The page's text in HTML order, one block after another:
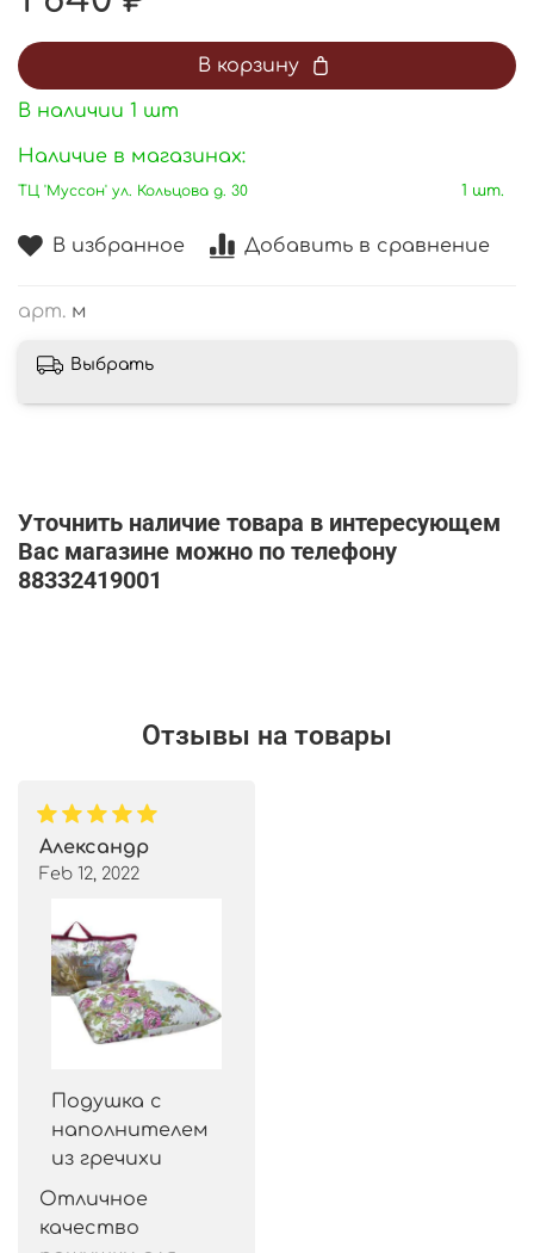
В избранное Добавить в сравнение
арт. м
В корзину
В наличии 1 шт
Наличие в магазинах:
ТЦ 'Муссон' ул. Кольцова д. 30 1 шт.
Выбрать
Уточнить наличие товара в интересующем
Вас магазине можно по телефону
88332419001
Отзывы на товары
Александр
Feb 12, 2022
Подушка с
наполнителем
из гречихи
Отличное
качество